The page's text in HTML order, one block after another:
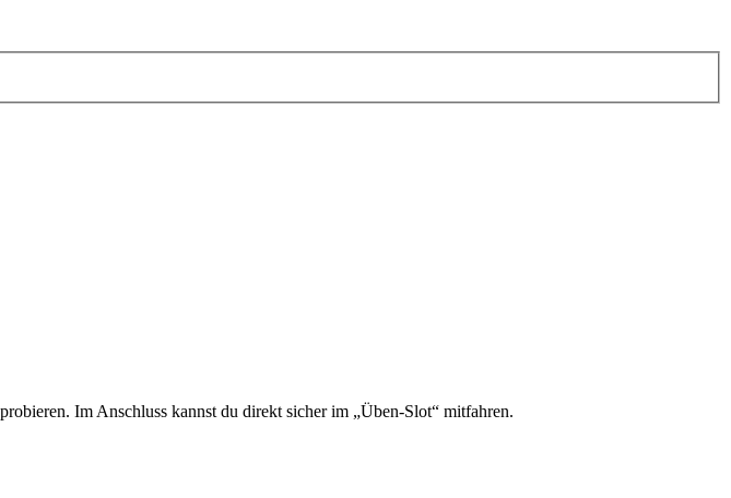
Im Anschluss kannst du direkt sicher im „Üben-Slot“ mitfahren.